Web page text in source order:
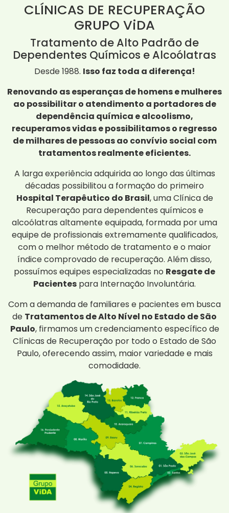
CLÍNICAS DE RECUPERAÇÃO
GRUPO ViDA
Tratamento de Alto Padrão de
Dependentes Químicos e Alcoólatras
Desde 1988. Isso faz toda a diferença!
Renovando as esperanças de homens e mulheres
ao possibilitar o atendimento a portadores de
dependência química e alcoolismo,
recuperamos vidas e possibilitamos o regresso
de milhares de pessoas ao convívio social com
tratamentos realmente eficientes.
A larga experiência adquirida ao longo das últimas
décadas possibilitou a formação do primeiro
Hospital Terapêutico do Brasil, uma Clínica de
Recuperação para dependentes químicos e
alcoólatras altamente equipada, formada por uma
equipe de profissionais extremamente qualificados,
com o melhor método de tratamento e o maior
índice comprovado de recuperação. Além disso,
possuímos equipes especializadas no Resgate de
Pacientes para Internação Involuntária.
Com a demanda de familiares e pacientes em busca
de Tratamentos de Alto Nível no Estado de São
Paulo, firmamos um credenciamento específico de
Clínicas de Recuperação por todo o Estado de São
Paulo, oferecendo assim, maior variedade e mais
comodidade.